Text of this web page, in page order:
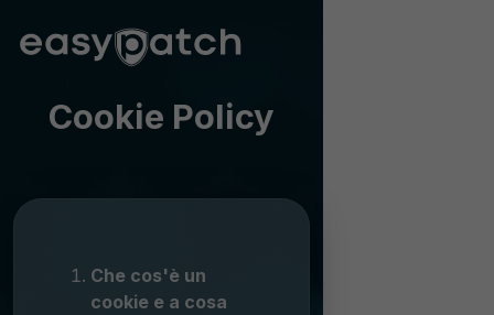
Cookie Policy
Che cos'è un
cookie e a cosa